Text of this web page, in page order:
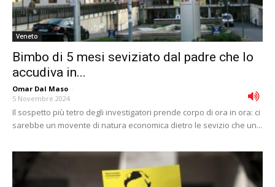
Veneto
Bimbo di 5 mesi seviziato dal padre che lo
accudiva in...
Omar Dal Maso -
5 Novembre 2024
Il sospetto più tetro degli investigatori prende corpo di ora in ora: ci
sarebbe un movente di natura economica dietro le sevizio che un...